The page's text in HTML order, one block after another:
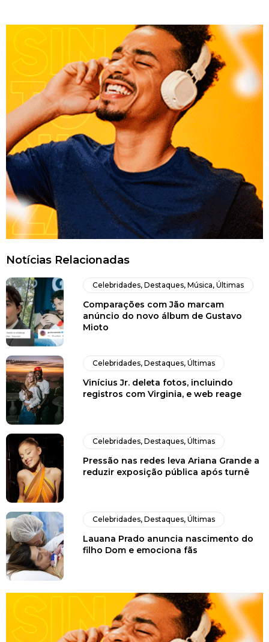
Notícias Relacionadas
Celebridades,Destaques,Música,Últimas
Comparações com Jão marcam
anúncio do novo álbum de Gustavo
Mioto
Celebridades,Destaques,Últimas
Vinícius Jr. deleta fotos, incluindo
registros com Virginia, e web reage
Celebridades,Destaques,Últimas
Pressão nas redes leva Ariana Grande a
reduzir exposição pública após turnê
Celebridades,Destaques,Últimas
Lauana Prado anuncia nascimento do
filho Dom e emociona fãs